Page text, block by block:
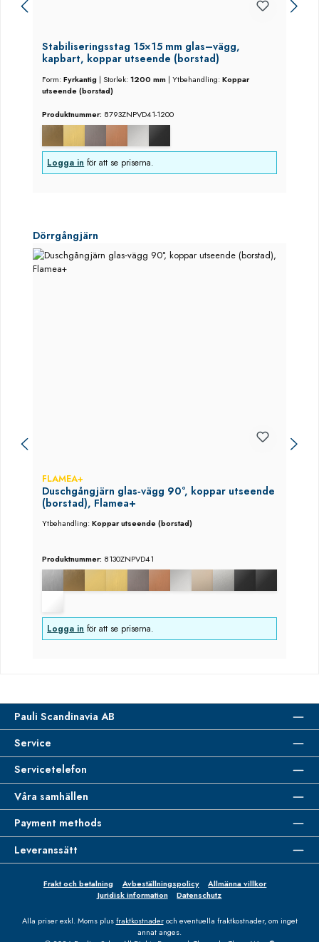
Stabiliseringsstag 15×15 mm glas–vägg,
kapbart, koppar utseende (borstad)
Form:Fyrkantig | Storlek:1200 mm | Ytbehandling:Koppar
utseende (borstad)
Produktnummer: 8793ZNPVD41-1200
Logga in för att se priserna.
Hoppa över produktgalleri
Dörrgångjärn
FLAMEA+
Duschgångjärn glas‑vägg 90°, koppar utseende
(borstad), Flamea+
Ytbehandling:Koppar utseende (borstad)
Produktnummer: 8130ZNPVD41
Logga in för att se priserna.
Pauli Scandinavia AB
Service
Servicetelefon
Våra samhällen
Payment methods
Leveranssätt
Frakt och betalning Avbeställningspolicy
Allmänna villkor
Juridisk information
Datenschutz
Alla priser exkl. Moms plusfraktkostnaderoch eventuella fraktkostnader, om inget
annat anges.